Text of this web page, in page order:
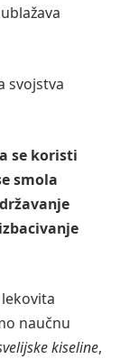
svojstva
se koristi
smola
naučnu
kiseline,